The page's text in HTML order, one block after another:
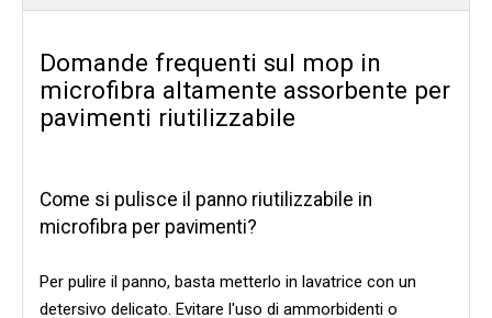
Domande frequenti sul mop in
microfibra altamente assorbente per
pavimenti riutilizzabile
Come si pulisce il panno riutilizzabile in
microfibra per pavimenti?
Per pulire il panno, basta metterlo in lavatrice con un
detersivo delicato. Evitare l'uso di ammorbidenti o